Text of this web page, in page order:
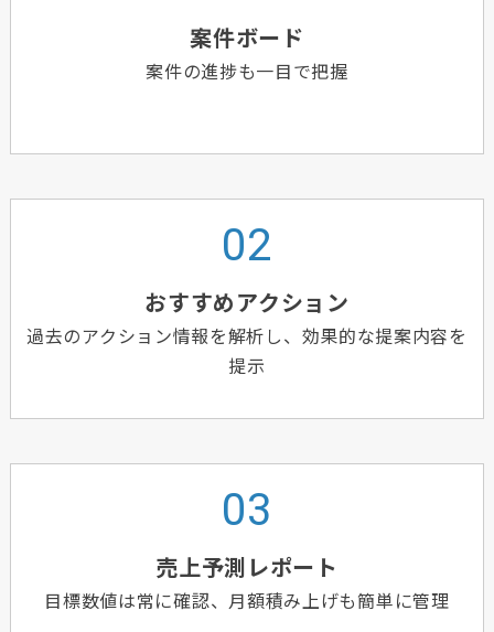
案件ボード
案件の進捗も一目で把握
おすすめアクション
過去のアクション情報を解析し、効果的な提案内容を
提示
売上予測レポート
目標数値は常に確認、月額積み上げも簡単に管理